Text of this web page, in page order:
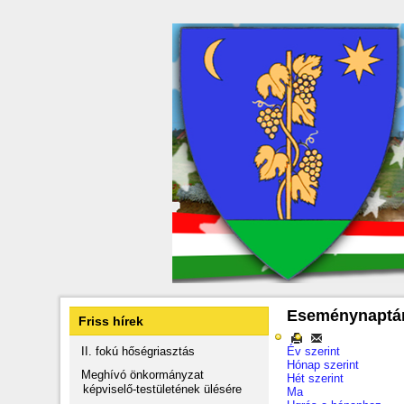
Friss hírek
II. fokú hőségriasztás
Meghívó önkormányzat
képviselő-testületének ülésére
Év szerint
Hónap szerint
Hét szerint
Ma